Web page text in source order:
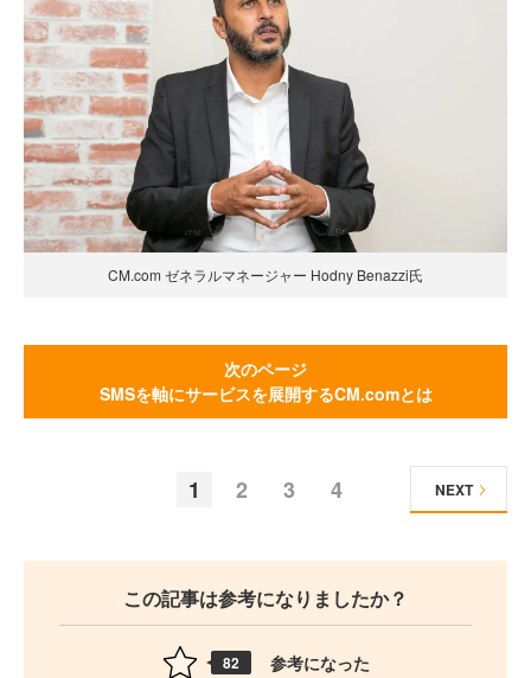
CM.com ゼネラルマネージャー Hodny Benazzi氏
次のページ
SMSを軸にサービスを展開するCM.comとは
1 2 3 4 NEXT
この記事は参考になりましたか？
82 参考になった